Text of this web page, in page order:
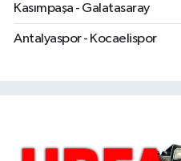
Kasımpaşa - Galatasaray
Antalyaspor - Kocaelispor